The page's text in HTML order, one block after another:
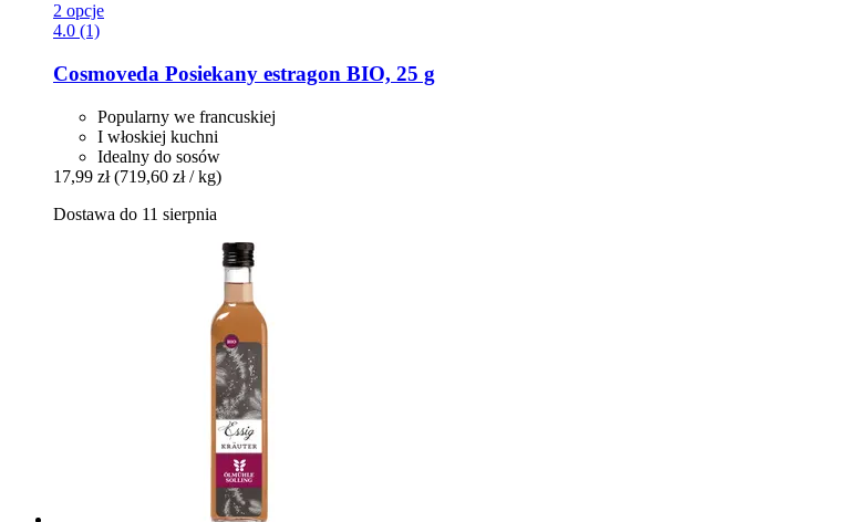
2 opcje
4.0 (1)
Cosmoveda Posiekany estragon BIO, 25 g
Popularny we francuskiej
I włoskiej kuchni
Idealny do sosów
17,99 zł (719,60 zł / kg)
Dostawa do 11 sierpnia